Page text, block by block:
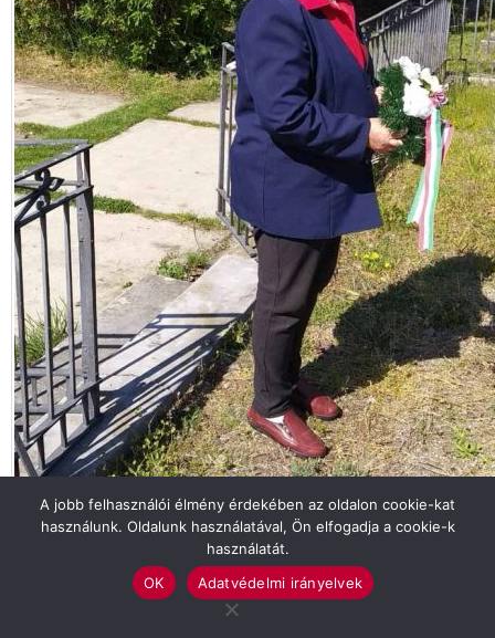
Tekintse meg galériánkat!
GYŐZELEM NAPJA MSZP
A jobb felhasználói élmény érdekében az oldalon cookie-kat
használunk. Oldalunk használatával, Ön elfogadja a cookie-k
használatát.
OK
Adatvédelmi irányelvek